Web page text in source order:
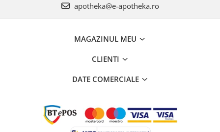
apotheka@e-apotheka.ro
MAGAZINUL MEU
CLIENTI
DATE COMERCIALE